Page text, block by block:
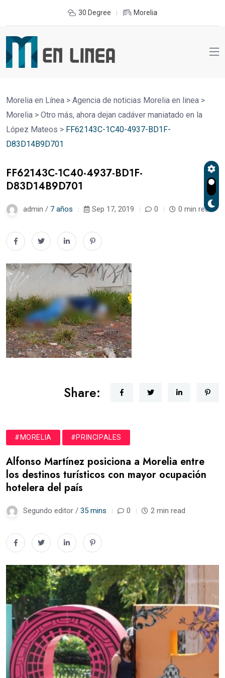
30 Degree Morelia
Morelia en Línea > Agencia de noticias Morelia en linea >
Morelia > Otro más, ahora dejan cadáver maniatado en la
López Mateos > FF62143C-1C40-4937-BD1F-
D83D14B9D701
FF62143C-1C40-4937-BD1F-
D83D14B9D701
admin / 7 años Sep 17, 2019 0 0 min read
Share:
#MORELIA #PRINCIPALES
Alfonso Martínez posiciona a Morelia entre
los destinos turísticos con mayor ocupación
hotelera del país
Segundo editor / 35 mins 0 2 min read